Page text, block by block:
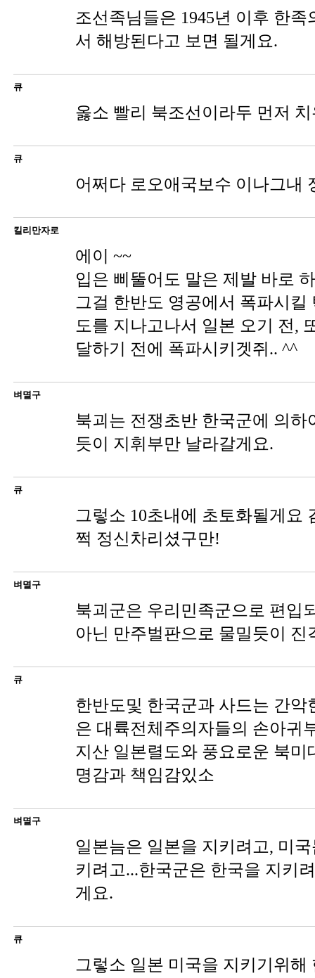
조선족님들은 1945년 이후 한족
서 해방된다고 보면 될게요.
큐
옳소 빨리 북조선이라두 먼저 치
큐
어쩌다 로오애국보수 이나그내
킬리만자로
에이 ~~
입은 삐뚤어도 말은 제발 바로
그걸 한반도 영공에서 폭파시킬
도를 지나고나서 일본 오기 전,
달하기 전에 폭파시키겟쥐.. ^^
벼멸구
북괴는 전쟁초반 한국군에 의하
듯이 지휘부만 날라갈게요.
큐
그렇소 10초내에 초토화될게요
쩍 정신차리셨구만!
벼멸구
북괴군은 우리민족군으로 편입
아닌 만주벌판으로 물밀듯이 진
큐
한반도및 한국군과 사드는 간악
은 대륙전체주의자들의 손아귀
지산 일본렬도와 풍요로운 북미
명감과 책임감있소
벼멸구
일본늠은 일본을 지키려고, 미
키려고...한국군은 한국을 지키
게요.
큐
그렇소 일본 미국을 지키기위해